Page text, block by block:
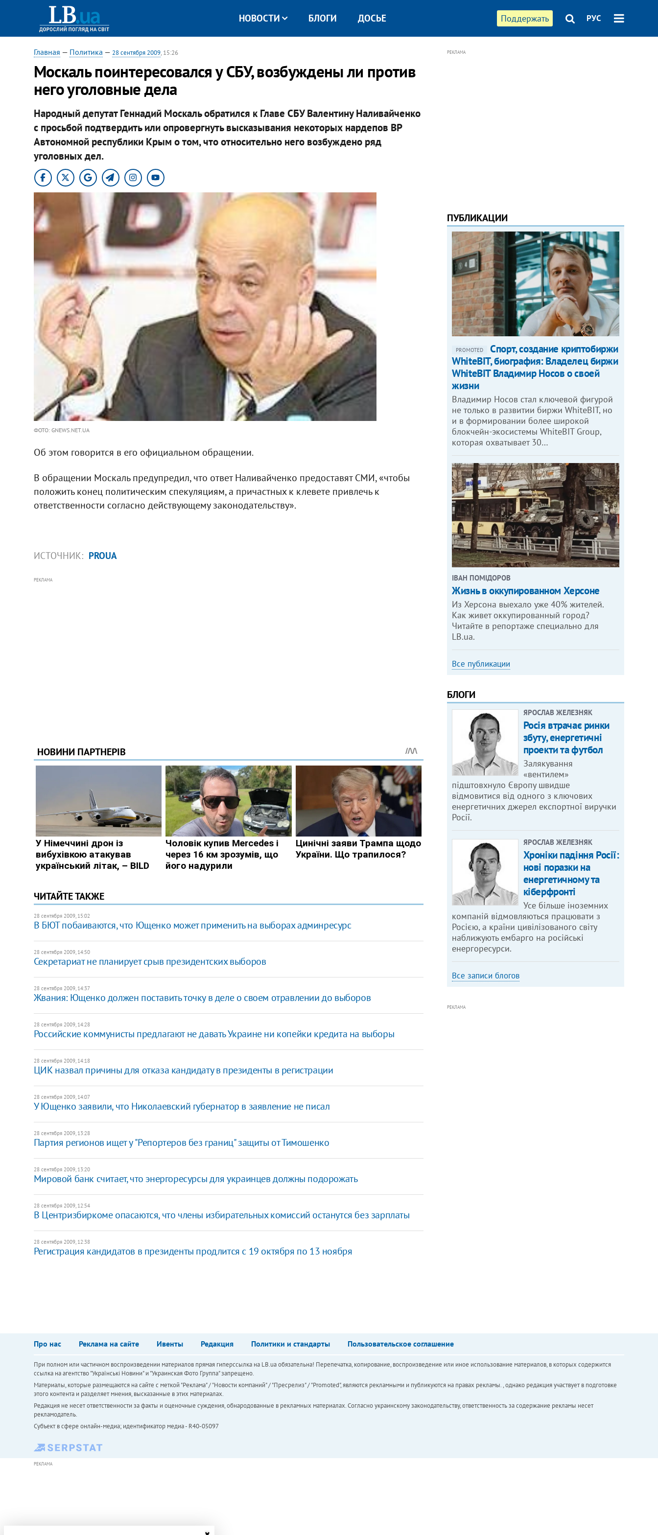
Поддержать РУС
НОВОСТИ БЛОГИ ДОСЬЕ
Главная — Политика — 28 сентября 2009, 15:26
Москаль поинтересовался у СБУ, возбуждены ли против
него уголовные дела
Народный депутат Геннадий Москаль обратился к Главе СБУ Валентину Наливайченко
с просьбой подтвердить или опровергнуть высказывания некоторых нардепов ВР
Автономной республики Крым о том, что относительно него возбуждено ряд
уголовных дел.
ФОТО: GNEWS.NET.UA
Об этом говорится в его официальном обращении.
В обращении Москаль предупредил, что ответ Наливайченко предоставят СМИ, «чтобы
положить конец политическим спекуляциям, а причастных к клевете привлечь к
ответственности согласно действующему законодательству».
ИСТОЧНИК: PROUA
РЕКЛАМА
ЧИТАЙТЕ ТАКЖЕ
28 сентября 2009, 15:02
В БЮТ побаиваются, что Ющенко может применить на выборах админресурс
28 сентября 2009, 14:50
Секретариат не планирует срыв президентских выборов
28 сентября 2009, 14:37
Жвания: Ющенко должен поставить точку в деле о своем отравлении до выборов
28 сентября 2009, 14:28
Российские коммунисты предлагают не давать Украине ни копейки кредита на выборы
28 сентября 2009, 14:18
ЦИК назвал причины для отказа кандидату в президенты в регистрации
28 сентября 2009, 14:07
У Ющенко заявили, что Николаевский губернатор в заявление не писал
28 сентября 2009, 13:28
Партия регионов ищет у "Репортеров без границ" защиты от Тимошенко
28 сентября 2009, 13:20
Мировой банк считает, что энергоресурсы для украинцев должны подорожать
28 сентября 2009, 12:54
В Центризбиркоме опасаются, что члены избирательных комиссий останутся без зарплаты
28 сентября 2009, 12:38
Регистрация кандидатов в президенты продлится с 19 октября по 13 ноября
РЕКЛАМА
ПУБЛИКАЦИИ
PROMOTED
Спорт, создание криптобиржи
WhiteBIT, биография: Владелец биржи
WhiteBIT Владимир Носов о своей
жизни
Владимир Носов стал ключевой фигурой
не только в развитии биржи WhiteBIT, но
и в формировании более широкой
блокчейн-экосистемы WhiteBIT Group,
которая охватывает 30…
ІВАН ПОМІДОРОВ
Жизнь в оккупированном Херсоне
Из Херсона выехало уже 40% жителей.
Как живет оккупированный город?
Читайте в репортаже специально для
LB.ua.
Все публикации
БЛОГИ
ЯРОСЛАВ ЖЕЛЕЗНЯК
Росія втрачає ринки
збуту, енергетичні
проекти та футбол
Залякування
«вентилем»
підштовхнуло Європу швидше
відмовитися від одного з ключових
енергетичних джерел експортної виручки
Росії.
ЯРОСЛАВ ЖЕЛЕЗНЯК
Хроніки падіння Росії:
нові поразки на
енергетичному та
кіберфронті
Усе більше іноземних
компаній відмовляються працювати з
Росією, а країни цивілізованого світу
наближують ембарго на російські
енергоресурси.
Все записи блогов
РЕКЛАМА
Про нас Реклама на сайте Ивенты Редакция Политики и стандарты Пользовательское соглашение
При полном или частичном воспроизведении материалов прямая гиперссылка на LB.ua обязательна! Перепечатка, копирование, воспроизведение или иное использование материалов, в которых содержится
ссылка на агентство "Українськi Новини" и "Украинская Фото Группа" запрещено.
Материалы, которые размещаются на сайте с меткой "Реклама" / "Новости компаний" / "Пресрелиз" / "Promoted", являются рекламными и публикуются на правах рекламы. , однако редакция участвует в подготовке
этого контента и разделяет мнения, высказанные в этих материалах.
Редакция не несет ответственности за факты и оценочные суждения, обнародованные в рекламных материалах. Согласно украинскому законодательству, ответственность за содержание рекламы несет
рекламодатель.
Субъект в сфере онлайн-медиа; идентификатор медиа - R40-05097
РЕКЛАМА